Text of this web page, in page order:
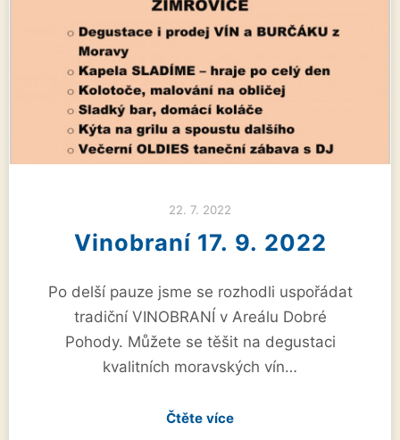
22. 7. 2022
Vinobraní 17. 9. 2022
Po delší pauze jsme se rozhodli uspořádat
tradiční VINOBRANÍ v Areálu Dobré
Pohody. Můžete se těšit na degustaci
kvalitních moravských vín…
Čtěte více